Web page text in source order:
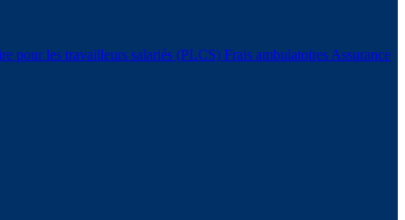
pour les travailleurs salariés (PLCS) Frais ambulatoires Assurance